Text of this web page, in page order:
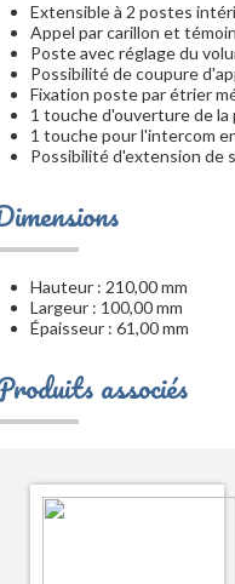
Extensible à 2 postes
Appel par carillon et
Poste avec réglage du
Possibilité de coupure
Fixation poste par étrier
1 touche d'ouverture de la
1 touche pour l'intercom
Possibilité d'extension de
Hauteur : 210,00 mm
Largeur : 100,00 mm
Épaisseur : 61,00 mm
associés